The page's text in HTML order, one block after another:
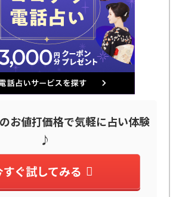
お値打価格で気軽に占い体験
♪
ぐ試してみる